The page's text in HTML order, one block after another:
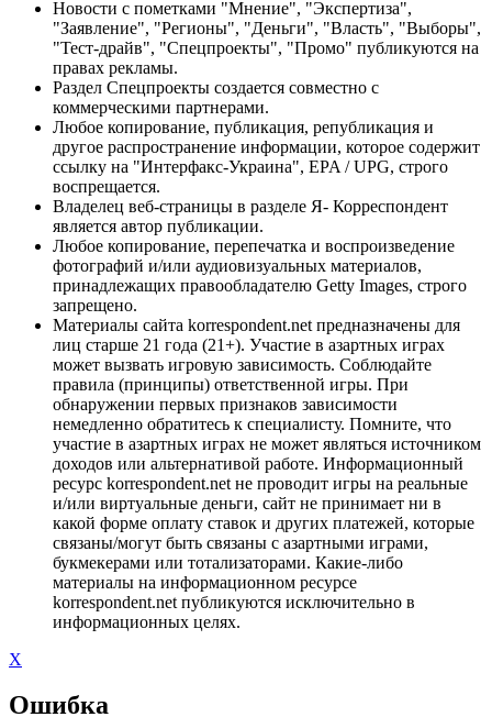
Новости с пометками "Мнение", "Экспертиза",
"Заявление", "Регионы", "Деньги", "Власть", "Выборы",
"Тест-драйв", "Спецпроекты", "Промо" публикуются на
правах рекламы.
Раздел Спецпроекты создается совместно с
коммерческими партнерами.
Любое копирование, публикация, републикация и
другое распространение информации, которое содержит
ссылку на "Интерфакс-Украина", EPA / UPG, строго
воспрещается.
Владелец веб-страницы в разделе Я- Корреспондент
является автор публикации.
Любое копирование, перепечатка и воспроизведение
фотографий и/или аудиовизуальных материалов,
принадлежащих правообладателю Getty Images, строго
запрещено.
Материалы сайта korrespondent.net предназначены для
лиц старше 21 года (21+). Участие в азартных играх
может вызвать игровую зависимость. Соблюдайте
правила (принципы) ответственной игры. При
обнаружении первых признаков зависимости
немедленно обратитесь к специалисту. Помните, что
участие в азартных играх не может являться источником
доходов или альтернативой работе. Информационный
ресурс korrespondent.net не проводит игры на реальные
и/или виртуальные деньги, сайт не принимает ни в
какой форме оплату ставок и других платежей, которые
связаны/могут быть связаны с азартными играми,
букмекерами или тотализаторами. Какие-либо
материалы на информационном ресурсе
korrespondent.net публикуются исключительно в
информационных целях.
X
Ошибка